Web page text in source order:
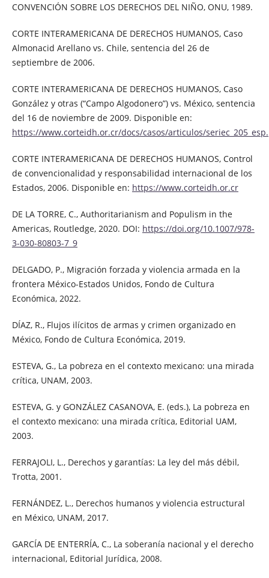
CONVENCIÓN SOBRE LOS DERECHOS DEL NIÑO, ONU, 1989.
CORTE INTERAMERICANA DE DERECHOS HUMANOS, Caso
Almonacid Arellano vs. Chile, sentencia del 26 de
septiembre de 2006.
CORTE INTERAMERICANA DE DERECHOS HUMANOS, Caso
González y otras (“Campo Algodonero”) vs. México, sentencia
del 16 de noviembre de 2009. Disponible en:
https://www.corteidh.or.cr/docs/casos/articulos/
CORTE INTERAMERICANA DE DERECHOS HUMANOS, Control
de convencionalidad y responsabilidad internacional de los
Estados, 2006. Disponible en: https://www.corteidh.or.cr
DE LA TORRE, C., Authoritarianism and Populism in the
Americas, Routledge, 2020. DOI: https://doi.org/10.1007/978-
3-030-80803-7_9
DELGADO, P., Migración forzada y violencia armada en la
frontera México-Estados Unidos, Fondo de Cultura
Económica, 2022.
DÍAZ, R., Flujos ilícitos de armas y crimen organizado en
México, Fondo de Cultura Económica, 2019.
ESTEVA, G., La pobreza en el contexto mexicano: una mirada
crítica, UNAM, 2003.
ESTEVA, G. y GONZÁLEZ CASANOVA, E. (eds.), La pobreza en
el contexto mexicano: una mirada crítica, Editorial UAM,
2003.
FERRAJOLI, L., Derechos y garantías: La ley del más débil,
Trotta, 2001.
FERNÁNDEZ, L., Derechos humanos y violencia estructural
en México, UNAM, 2017.
GARCÍA DE ENTERRÍA, C., La soberanía nacional y el derecho
internacional, Editorial Jurídica, 2008.